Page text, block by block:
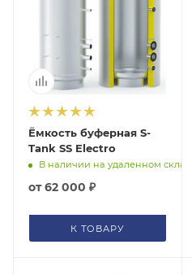
Ёмкость буферная S-
Tank SS Electro
В наличии на удаленном складе
от62 000 ₽
К ТОВАРУ